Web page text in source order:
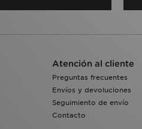
Atención al cliente
Preguntas frecuentes
Envíos y devoluciones
Seguimiento de envío
Contacto